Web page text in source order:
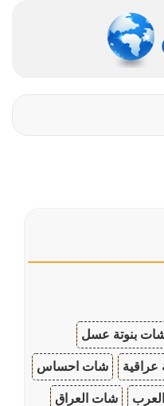
بنوتة عسل
شات احساس
شات العراق